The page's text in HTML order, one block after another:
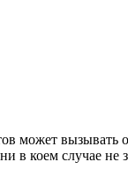
может вызывать
в коем случае не